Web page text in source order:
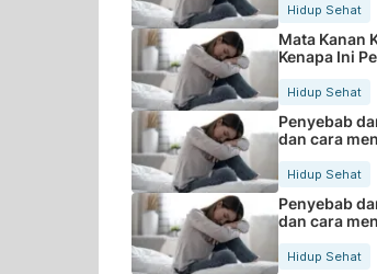
Hidup Sehat
Mata Kanan
Kenapa Ini
Hidup Sehat
Penyebab
dan cara
Hidup Sehat
Penyebab
dan cara
Hidup Sehat